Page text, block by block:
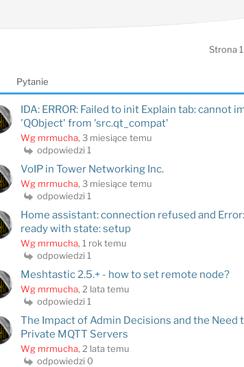
Strona
Pytanie
IDA: ERROR: Failed to init Explain tab: cannot
'QObject' from 'src.qt_compat'
Wg mrmucha, 3 miesiące temu
odpowiedzi 1
VoIP in Tower Networking Inc.
Wg mrmucha, 3 miesiące temu
odpowiedzi 1
Home assistant: connection refused and
ready with state: setup
Wg mrmucha, 1 rok temu
odpowiedzi 1
Meshtastic 2.5.+ - how to set remote node?
Wg mrmucha, 2 lata temu
odpowiedzi 1
The Impact of Admin Decisions and the Need
Private MQTT Servers
Wg mrmucha, 2 lata temu
odpowiedzi 0